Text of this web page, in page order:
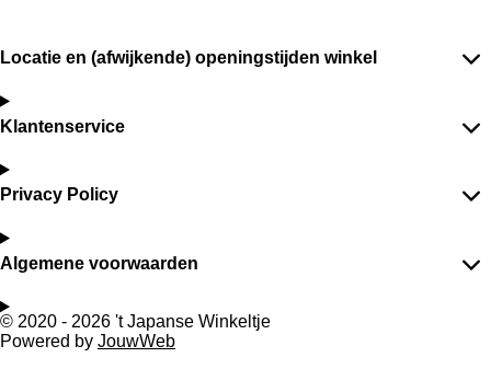
Locatie en (afwijkende) openingstijden winkel
Klantenservice
Privacy Policy
Algemene voorwaarden
© 2020 - 2026 't Japanse Winkeltje
Powered by JouwWeb